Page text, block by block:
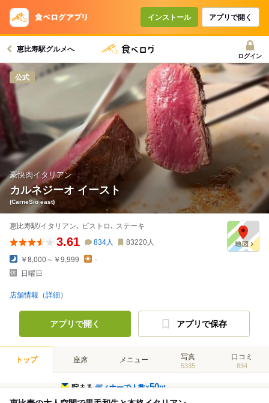
インストール アプリで開く
恵比寿駅グルメへ
ログイン
公式
豪快肉イタリアン
カルネジーオ イースト
(CarneSio east)
恵比寿駅/イタリアン､ ビストロ､ ステーキ
3.61 834人 83220人
￥8,000～￥9,999
-
日曜日
店舗情報（詳細）
アプリで開く アプリで保存
トップ 座席 メニュー 写真
5335
口コミ
834
貯まるディナーで人数×50pt